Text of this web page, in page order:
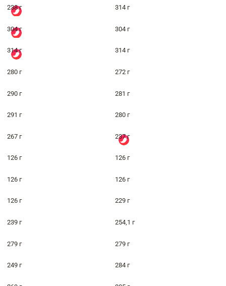
238 г 314 г
304 г 304 г
314 г 314 г
280 г 272 г
290 г 281 г
291 г 280 г
267 г 237 г
126 г 126 г
126 г 126 г
126 г 229 г
239 г 254,1 г
279 г 279 г
249 г 284 г